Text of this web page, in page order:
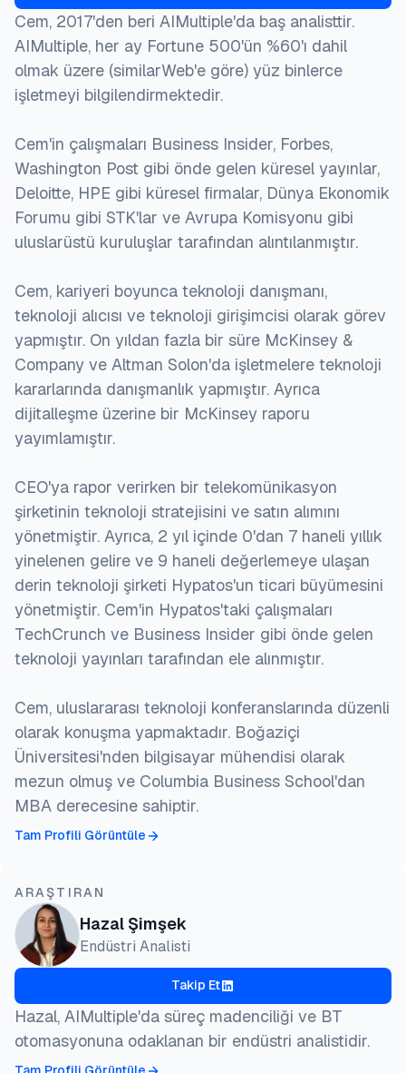
howpublished    = {\url{https://aimultiple.com/
note   = {AIMultiple. Erişim tarihi: 25 Haziran
}
Cem, 2017'den beri AIMultiple'da baş analisttir.
AIMultiple, her ay Fortune 500'ün %60'ı dahil
olmak üzere (similarWeb'e göre) yüz binlerce
işletmeyi bilgilendirmektedir.
Cem'in çalışmaları Business Insider, Forbes,
Washington Post gibi önde gelen küresel yayınlar,
Deloitte, HPE gibi küresel firmalar, Dünya Ekonomik
Forumu gibi STK'lar ve Avrupa Komisyonu gibi
uluslarüstü kuruluşlar tarafından alıntılanmıştır.
Cem, kariyeri boyunca teknoloji danışmanı,
teknoloji alıcısı ve teknoloji girişimcisi olarak görev
yapmıştır. On yıldan fazla bir süre McKinsey &
Company ve Altman Solon'da işletmelere teknoloji
kararlarında danışmanlık yapmıştır. Ayrıca
dijitalleşme üzerine bir McKinsey raporu
yayımlamıştır.
CEO'ya rapor verirken bir telekomünikasyon
şirketinin teknoloji stratejisini ve satın alımını
yönetmiştir. Ayrıca, 2 yıl içinde 0'dan 7 haneli yıllık
yinelenen gelire ve 9 haneli değerlemeye ulaşan
derin teknoloji şirketi Hypatos'un ticari büyümesini
yönetmiştir. Cem'in Hypatos'taki çalışmaları
TechCrunch ve Business Insider gibi önde gelen
teknoloji yayınları tarafından ele alınmıştır.
Cem, uluslararası teknoloji konferanslarında düzenli
olarak konuşma yapmaktadır. Boğaziçi
Üniversitesi'nden bilgisayar mühendisi olarak
mezun olmuş ve Columbia Business School'dan
MBA derecesine sahiptir.
Tam Profili Görüntüle
ARAŞTIRAN
Hazal Şimşek
Endüstri Analisti
Takip Et
Hazal, AIMultiple'da süreç madenciliği ve BT
otomasyonuna odaklanan bir endüstri analistidir.